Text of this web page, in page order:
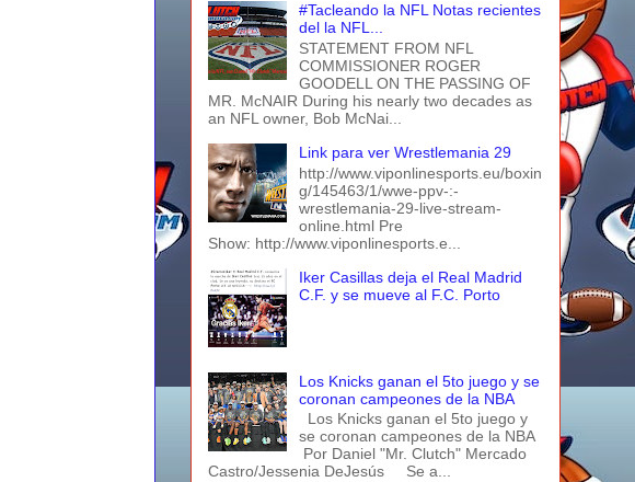
#Tacleando la NFL Notas recientes
del la NFL...
STATEMENT FROM NFL
COMMISSIONER ROGER
GOODELL ON THE PASSING OF
MR. McNAIR During his nearly two decades as
an NFL owner, Bob McNai...
Link para ver Wrestlemania 29
http://www.viponlinesports.eu/boxin
g/145463/1/wwe-ppv-:-
wrestlemania-29-live-stream-
online.html Pre
Show: http://www.viponlinesports.e...
Iker Casillas deja el Real Madrid
C.F. y se mueve al F.C. Porto
Los Knicks ganan el 5to juego y se
coronan campeones de la NBA
Los Knicks ganan el 5to juego y
se coronan campeones de la NBA
Por Daniel "Mr. Clutch" Mercado
Castro/Jessenia DeJesús Se a...